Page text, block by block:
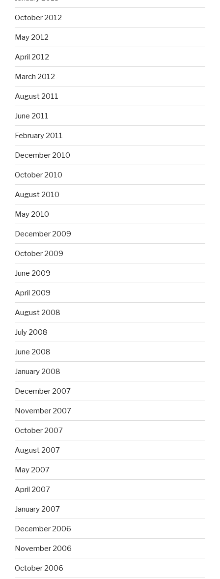
October 2012
May 2012
April 2012
March 2012
August 2011
June 2011
February 2011
December 2010
October 2010
August 2010
May 2010
December 2009
October 2009
June 2009
April 2009
August 2008
July 2008
June 2008
January 2008
December 2007
November 2007
October 2007
August 2007
May 2007
April 2007
January 2007
December 2006
November 2006
October 2006